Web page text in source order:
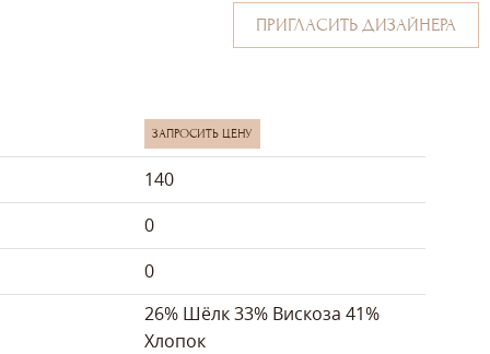
ПРИГЛАСИТЬ ДИЗАЙНЕРА
ЗАПРОСИТЬ ЦЕНУ
140
0
0
26% Шёлк 33% Вискоза 41%
Хлопок